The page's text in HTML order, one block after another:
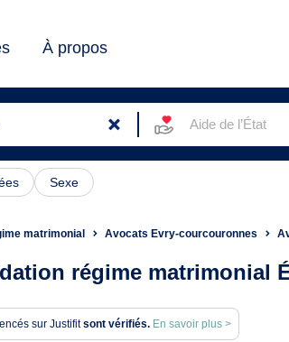
À propos
Aide de l’État
Sexe
matrimonial Avocats Evry-courcouronnes
régime matrimonial
sur Justifitsont vérifiés. En savoir plus >